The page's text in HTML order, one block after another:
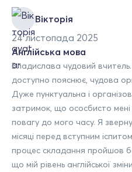
Вікторія
24 листопада 2025
Англійська мова
Владислава чудовий
доступно пояснює, чудова
Дуже пунктуальна і
затримок, що ососбисто мені
повагу до мого часу. Я
місяці перед вступним
процес складання пройшов
що мій рівень англійської